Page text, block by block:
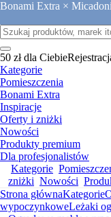
Bonami Extra ×
50 zł dla Ciebie
Kategorie
Pomieszczenia
Bonami Extra
Inspiracje
Oferty i zniżki
Nowości
Produkty premium
Dla profesjonalistów
Kategorie
zniżki Nowości
Strona głównaKategorie
wypoczynkoweLeżaki